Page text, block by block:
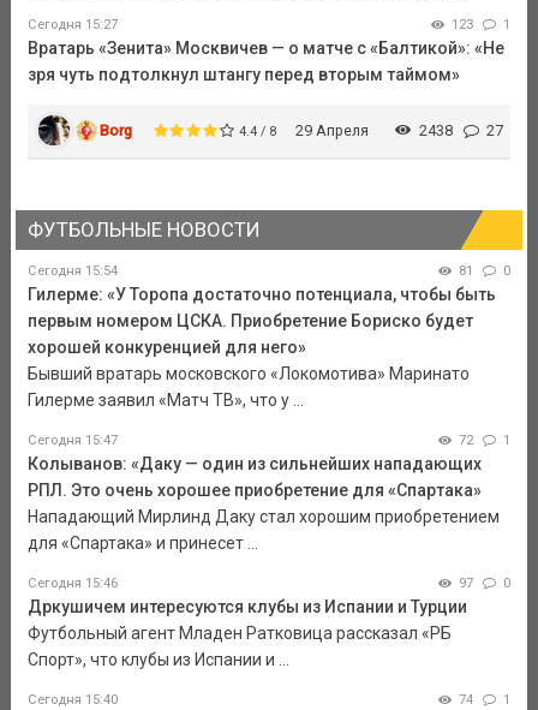
Сегодня 15:27 123 1
Вратарь «Зенита» Москвичев — о матче с «Балтикой»: «Не
зря чуть подтолкнул штангу перед вторым таймом»
Borg 4.4 / 8 29 Апреля 2438 27
ФУТБОЛЬНЫЕ НОВОСТИ
Сегодня 15:54 81 0
Гилерме: «У Торопа достаточно потенциала, чтобы быть
первым номером ЦСКА. Приобретение Бориско будет
хорошей конкуренцией для него»
Бывший вратарь московского «Локомотива» Маринато
Гилерме заявил «Матч ТВ», что у ...
Сегодня 15:47 72 1
Колыванов: «Даку — один из сильнейших нападающих
РПЛ. Это очень хорошее приобретение для «Спартака»
Нападающий Мирлинд Даку стал хорошим приобретением
для «Спартака» и принесет ...
Сегодня 15:46 97 0
Дркушичем интересуются клубы из Испании и Турции
Футбольный агент Младен Ратковица рассказал «РБ
Спорт», что клубы из Испании и ...
Сегодня 15:40 74 1